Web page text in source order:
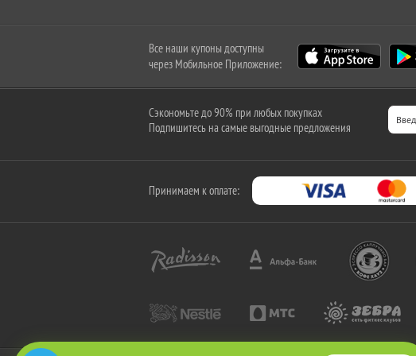
Все наши купоны доступны
через Мобильное Приложение:
Сэкономьте до 90% при любых покупках
Подпишитесь на самые выгодные предложения
Принимаем к оплате: